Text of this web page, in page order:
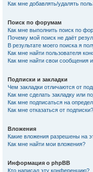
Как мне добавлять/удалять
Поиск по форумам
Как мне выполнить поиск по
Почему мой поиск не даёт
В результате моего поиска я
Как мне найти пользователя
Как мне найти свои сообщения
Подписки и закладки
Чем закладки отличаются от
Как мне сделать закладку или
Как мне подписаться на
Как мне отказаться от подписки?
Вложения
Какие вложения разрешены на
Как мне найти мои вложения?
Информация о phpBB
Кто написал эту конференцию?